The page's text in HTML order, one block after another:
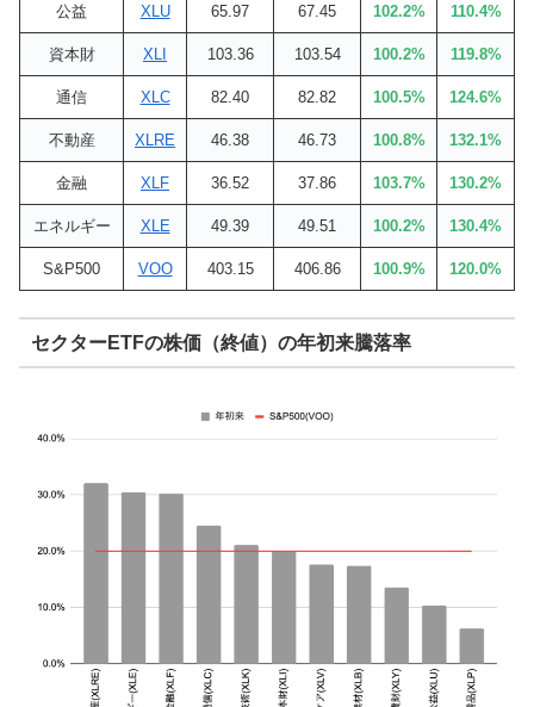
公益 XLU 65.97 67.45 102.2% 110.4%
資本財 XLI 103.36 103.54 100.2% 119.8%
通信 XLC 82.40 82.82 100.5% 124.6%
不動産 XLRE 46.38 46.73 100.8% 132.1%
金融 XLF 36.52 37.86 103.7% 130.2%
エネルギー XLE 49.39 49.51 100.2% 130.4%
S&P500 VOO 403.15 406.86 100.9% 120.0%
セクターETFの株価（終値）の年初来騰落率